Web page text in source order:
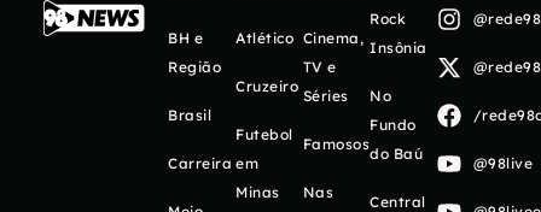
BH e
Região
Brasil
Carreira
Atlético
Cruzeiro
Futebol
em
Minas
Cinema,
TV e
Séries
Famosos
Nas
Rock
Insônia
No
Fundo
do Baú
Central
/
@98live